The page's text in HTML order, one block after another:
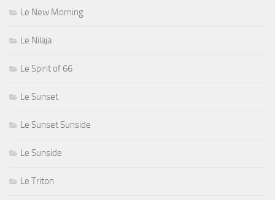
Le New Morning
Le Nilaja
Le Spirit of 66
Le Sunset
Le Sunset Sunside
Le Sunside
Le Triton